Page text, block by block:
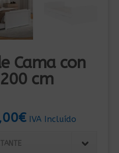
Cama con
cm
€El
IVA Incluído